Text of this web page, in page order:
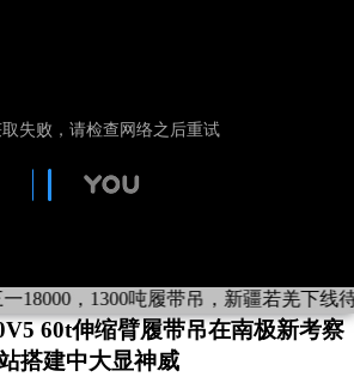
，1300吨履带吊，新疆若羌下线待
60t伸缩臂履带吊在南极新考察
搭建中大显神威